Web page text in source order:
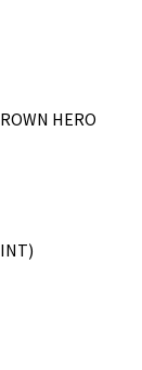
HERO